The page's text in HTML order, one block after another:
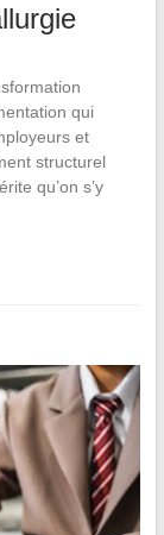
qui
et
structurel
qu’on s’y